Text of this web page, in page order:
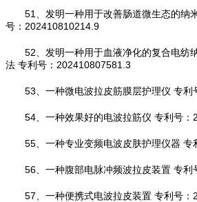
51、发明一种用于改善肠道微生态的纳
号：202410810214.9
52、发明一种用于血液净化的复合电纺
法 专利号：202410807581.3
53、一种微电波拉皮筋膜层护理仪 专
54、一种效果好的电波拉筋仪 专利号
55、一种专业变频电波皮肤护理仪器
56、一种腹部电脉冲频波拉皮装置 专利
57、一种便携式电波拉皮装置 专利号